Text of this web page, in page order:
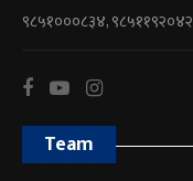
९८५१०००८३४, ९८५११९२०४२
Team